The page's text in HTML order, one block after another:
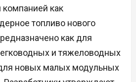
компанией как
топливо нового
как для
и тяжеловодных
для новых малых модульных